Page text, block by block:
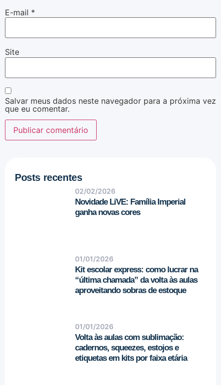
E-mail *
Site
Salvar meus dados neste navegador para a próxima vez
que eu comentar.
Posts recentes
02/02/2026
Novidade LiVE: Família Imperial
ganha novas cores
01/01/2026
Kit escolar express: como lucrar na
“última chamada” da volta às aulas
aproveitando sobras de estoque
01/01/2026
Volta às aulas com sublimação:
cadernos, squeezes, estojos e
etiquetas em kits por faixa etária